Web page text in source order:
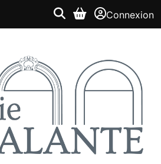
Connexion